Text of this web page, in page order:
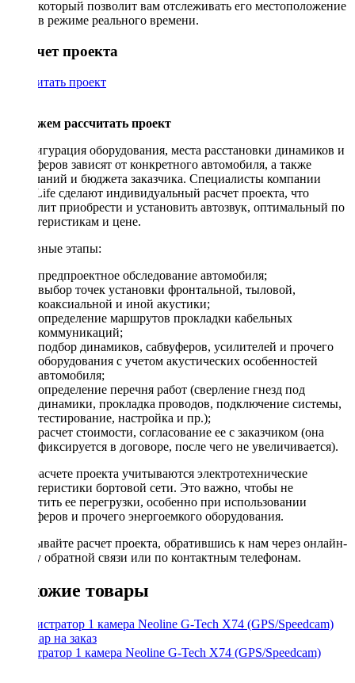
который позволит вам отслеживать его местоположение
в режиме реального времени.
Рассчет проекта
Рассчитать проект
Поможем рассчитать проект
Конфигурация оборудования, места расстановки динамиков и
сабвуферов зависят от конкретного автомобиля, а также
пожеланий и бюджета заказчика. Специалисты компании
DriveLife сделают индивидуальный расчет проекта, что
позволит приобрести и установить автозвук, оптимальный по
характеристикам и цене.
Основные этапы:
предпроектное обследование автомобиля;
выбор точек установки фронтальной, тыловой,
коаксиальной и иной акустики;
определение маршрутов прокладки кабельных
коммуникаций;
подбор динамиков, сабвуферов, усилителей и прочего
оборудования с учетом акустических особенностей
автомобиля;
определение перечня работ (сверление гнезд под
динамики, прокладка проводов, подключение системы,
тестирование, настройка и пр.);
расчет стоимости, согласование ее с заказчиком (она
фиксируется в договоре, после чего не увеличивается).
При расчете проекта учитываются электротехнические
характеристики бортовой сети. Это важно, чтобы не
допустить ее перегрузки, особенно при использовании
сабвуферов и прочего энергоемкого оборудования.
Заказывайте расчет проекта, обратившись к нам через онлайн-
форму обратной связи или по контактным телефонам.
Похожие товары
регистратор 1 камера Neoline G-Tech X74 (GPS/Speedcam)